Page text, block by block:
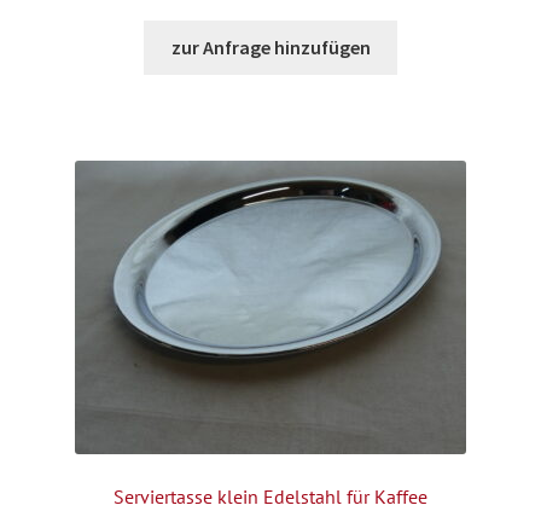
zur Anfrage hinzufügen
Serviertasse klein Edelstahl für Kaffee